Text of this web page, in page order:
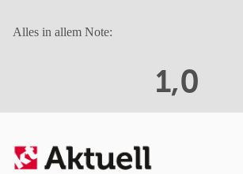
Alles in allem Note:
1,0